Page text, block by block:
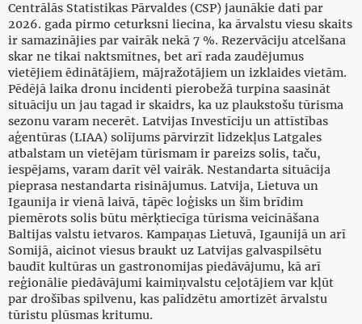
Centrālās Statistikas Pārvaldes (CSP) jaunākie dati par
2026. gada pirmo ceturksni liecina, ka ārvalstu viesu skaits
ir samazinājies par vairāk nekā 7 %. Rezervāciju atcelšana
skar ne tikai naktsmītnes, bet arī rada zaudējumus
vietējiem ēdinātājiem, mājražotājiem un izklaides vietām.
Pēdējā laika dronu incidenti pierobežā turpina saasināt
situāciju un jau tagad ir skaidrs, ka uz plaukstošu tūrisma
sezonu varam necerēt. Latvijas Investīciju un attīstības
aģentūras (LIAA) solījums pārvirzīt līdzekļus Latgales
atbalstam un vietējam tūrismam ir pareizs solis, taču,
iespējams, varam darīt vēl vairāk. Nestandarta situācija
pieprasa nestandarta risinājumus. Latvija, Lietuva un
Igaunija ir vienā laivā, tāpēc loģisks un šim brīdim
piemērots solis būtu mērķtiecīga tūrisma veicināšana
Baltijas valstu ietvaros. Kampaņas Lietuvā, Igaunijā un arī
Somijā, aicinot viesus braukt uz Latvijas galvaspilsētu
baudīt kultūras un gastronomijas piedāvājumu, kā arī
reģionālie piedāvājumi kaimiņvalstu ceļotājiem var kļūt
par drošības spilvenu, kas palīdzētu amortizēt ārvalstu
tūristu plūsmas kritumu.